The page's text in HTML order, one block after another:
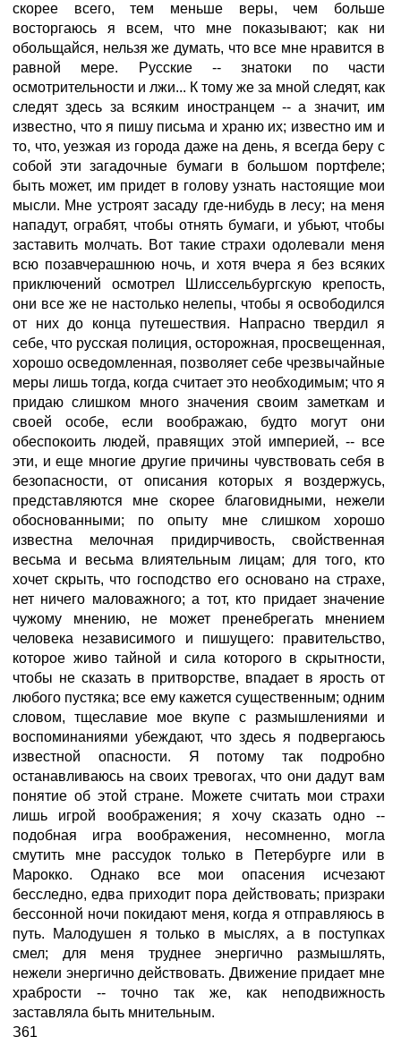
скорее всего, тем меньше веры, чем больше
восторгаюсь я всем, что мне показывают; как ни
обольщайся, нельзя же думать, что все мне нравится в
равной мере. Русские -- знатоки по части
осмотрительности и лжи... К тому же за мной следят, как
следят здесь за всяким иностранцем -- а значит, им
известно, что я пишу письма и храню их; известно им и
то, что, уезжая из города даже на день, я всегда беру с
собой эти загадочные бумаги в большом портфеле;
быть может, им придет в голову узнать настоящие мои
мысли. Мне устроят засаду где-нибудь в лесу; на меня
нападут, ограбят, чтобы отнять бумаги, и убьют, чтобы
заставить молчать. Вот такие страхи одолевали меня
всю позавчерашнюю ночь, и хотя вчера я без всяких
приключений осмотрел Шлиссельбургскую крепость,
они все же не настолько нелепы, чтобы я освободился
от них до конца путешествия. Напрасно твердил я
себе, что русская полиция, осторожная, просвещенная,
хорошо осведомленная, позволяет себе чрезвычайные
меры лишь тогда, когда считает это необходимым; что я
придаю слишком много значения своим заметкам и
своей особе, если воображаю, будто могут они
обеспокоить людей, правящих этой империей, -- все
эти, и еще многие другие причины чувствовать себя в
безопасности, от описания которых я воздержусь,
представляются мне скорее благовидными, нежели
обоснованными; по опыту мне слишком хорошо
известна мелочная придирчивость, свойственная
весьма и весьма влиятельным лицам; для того, кто
хочет скрыть, что господство его основано на страхе,
нет ничего маловажного; а тот, кто придает значение
чужому мнению, не может пренебрегать мнением
человека независимого и пишущего: правительство,
которое живо тайной и сила которого в скрытности,
чтобы не сказать в притворстве, впадает в ярость от
любого пустяка; все ему кажется существенным; одним
словом, тщеславие мое вкупе с размышлениями и
воспоминаниями убеждают, что здесь я подвергаюсь
известной опасности. Я потому так подробно
останавливаюсь на своих тревогах, что они дадут вам
понятие об этой стране. Можете считать мои страхи
лишь игрой воображения; я хочу сказать одно --
подобная игра воображения, несомненно, могла
смутить мне рассудок только в Петербурге или в
Марокко. Однако все мои опасения исчезают
бесследно, едва приходит пора действовать; призраки
бессонной ночи покидают меня, когда я отправляюсь в
путь. Малодушен я только в мыслях, а в поступках
смел; для меня труднее энергично размышлять,
нежели энергично действовать. Движение придает мне
храбрости -- точно так же, как неподвижность
заставляла быть мнительным.
З61